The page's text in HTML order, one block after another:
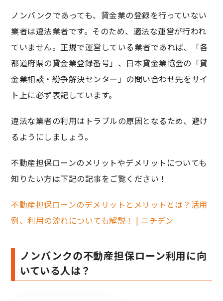
ノンバンクであっても、貸金業の登録を行っていない
業者は違法業者です。そのため、適法な運営が行われ
ていません。正規で運営している業者であれば、「各
都道府県の貸金業登録番号」、日本貸金業協会の「貸
金業相談・紛争解決センター」の問い合わせ先をサイ
ト上に必ず表記しています。
違法な業者の利用はトラブルの原因となるため、避け
るようにしましょう。
不動産担保ローンのメリットやデメリットについても
知りたい方は下記の記事をご覧ください！
不動産担保ローンのデメリットとメリットとは？活用
例、利用の流れについても解説！ | ニチデン
ノンバンクの不動産担保ローン利用に向
いている人は？